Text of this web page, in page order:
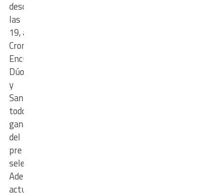
desde
las
19,actuarán
Cronopios,
Encuentro
Dúo
y
Santavecinos,
todos
ganadores
del
pre
selectivo.
Además
actuará